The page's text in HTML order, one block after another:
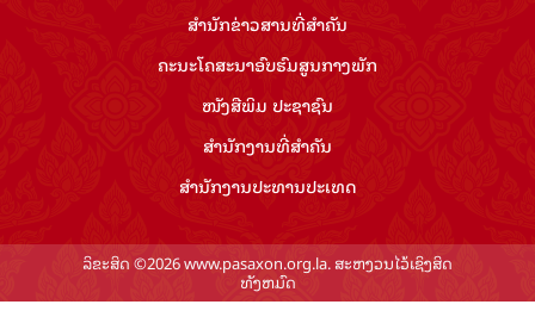
ສຳ​ນັກ​ຂ່າວ​ສານ​ທີ່​ສຳ​ຄັນ​
ຄະນະໂຄສະນາອົບຮົມ​ສູນ​ກາງ​ພັກ
ໜັງສືພິມ ປະ​ຊາ​ຊົນ
ສຳ​ນັກ​ງານ​ທີ່​ສຳ​ຄັນ
ສຳ​ນັກ​ງານ​ປະ​ທານ​ປະ​ເທດ
ລິຂະສິດ ©2026 www.pasaxon.org.la. ສະຫງວນໄວ້ເຊິງສິດ
ທັງຫມົດ